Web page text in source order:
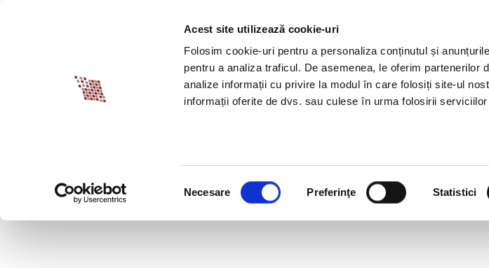
Acest site utilizează cookie-uri
Folosim cookie-uri pentru a personaliza conținutul și
pentru a analiza traficul. De asemenea, le oferim partenerilor
analize informații cu privire la modul în care folosiți site-ul
informații oferite de dvs. sau culese în urma folosirii serviciilor
consimțământului
Necesare Preferinţe Statistici
DESPRE BIA PROMOTII HR
PIATA MUNCII IN 2019: INFRUNTA